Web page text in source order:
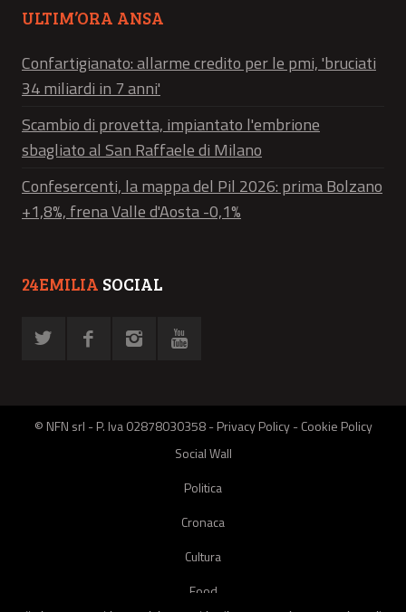
ULTIM’ORA ANSA
Confartigianato: allarme credito per le pmi, 'bruciati
34 miliardi in 7 anni'
Scambio di provetta, impiantato l'embrione
sbagliato al San Raffaele di Milano
Confesercenti, la mappa del Pil 2026: prima Bolzano
+1,8%, frena Valle d'Aosta -0,1%
24EMILIA SOCIAL
© NFN srl - P. Iva 02878030358 -Privacy Policy-Cookie Policy
Social Wall
Politica
Cronaca
Cultura
Food